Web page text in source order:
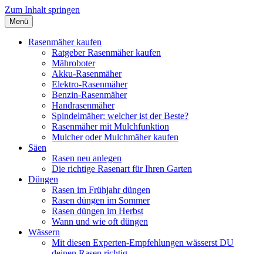
Zum Inhalt springen
Rasen richtig pflegen
Menü
Rasenmäher kaufen
Ratgeber Rasenmäher kaufen
Mähroboter
Akku-Rasenmäher
Elektro-Rasenmäher
Benzin-Rasenmäher
Handrasenmäher
Spindelmäher: welcher ist der Beste?
Rasenmäher mit Mulchfunktion
Mulcher oder Mulchmäher kaufen
Säen
Rasen neu anlegen
Die richtige Rasenart für Ihren Garten
Düngen
Rasen im Frühjahr düngen
Rasen düngen im Sommer
Rasen düngen im Herbst
Wann und wie oft düngen
Wässern
Mit diesen Experten-Empfehlungen wässerst DU